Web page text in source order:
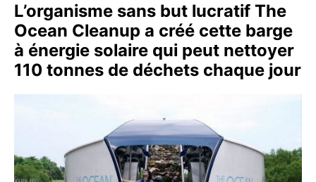
L’organisme sans but lucratif The
Ocean Cleanup a créé cette barge
à énergie solaire qui peut nettoyer
110 tonnes de déchets chaque jour